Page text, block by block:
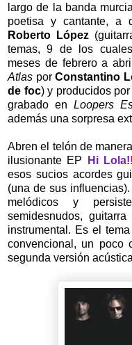
largo de la banda
poetisa y cantante, a
Roberto López
temas, 9 de los
meses de febrero a
Atlas por Constantino
de foc) y producidos por
grabado enLoopers
además una sorpresa
Abren el telón de
ilusionante EP
Hi Lola!!
esos sucios acordes
(una de sus
melódicos y
semidesnudos,
instrumental. Es el
convencional, un poco
segunda versión